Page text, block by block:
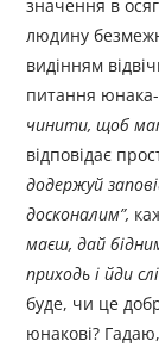
значення в
людину
видінням
питання
чинити, щоб
відповідає
додержуй
досконалим”,
маєш, дай
приходь і йди
буде, чи це
юнакові?